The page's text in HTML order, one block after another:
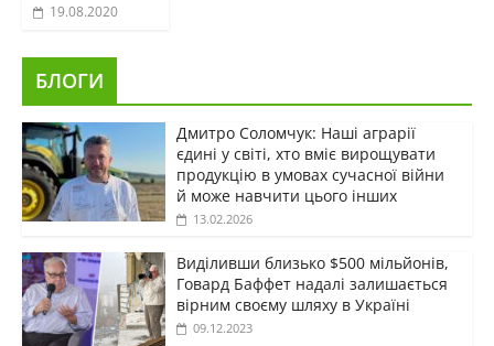
19.08.2020
БЛОГИ
Дмитро Соломчук: Наші аграрії
єдині у світі, хто вміє вирощувати
продукцію в умовах сучасної війни
й може навчити цього інших
13.02.2026
Виділивши близько $500 мільйонів,
Говард Баффет надалі залишається
вірним своєму шляху в Україні
09.12.2023